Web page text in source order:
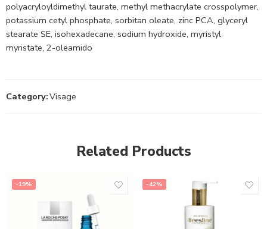
polyacryloyldimethyl taurate, methyl methacrylate crosspolymer,
potassium cetyl phosphate, sorbitan oleate, zinc PCA, glyceryl
stearate SE, isohexadecane, sodium hydroxide, myristyl
myristate, 2-oleamido
Category:Visage
Related Products
-19% -42%